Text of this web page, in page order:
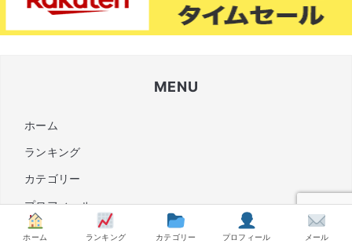
MENU
ホーム
ランキング
カテゴリー
プロフィール
メール
ホーム ランキング カテゴリー プロフィール メール